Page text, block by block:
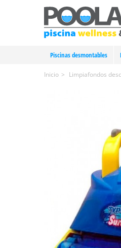
Piscinas desmontables
Inicio > Limpiafondos